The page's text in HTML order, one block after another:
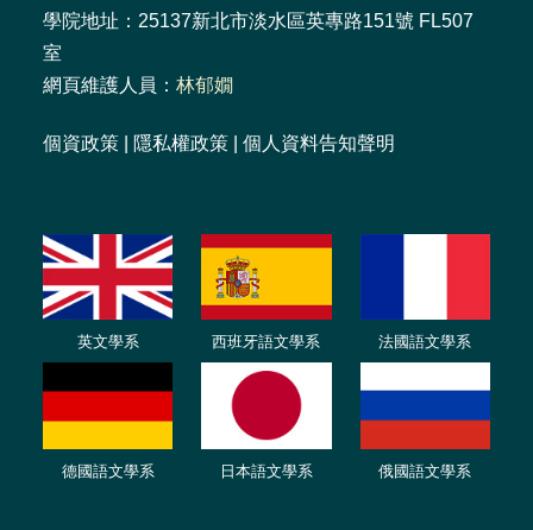
學院地址：25137新北市淡水區英專路151號 FL507
室
網頁維護人員： 林郁嫺
個資政策 隱私權政策 個人資料告知聲明
英文學系 西班牙語文學系 法國語文學系
德國語文學系 日本語文學系 俄國語文學系